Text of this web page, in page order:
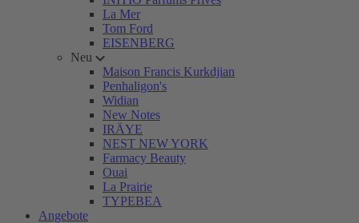
La Mer
Tom Ford
EISENBERG
Neu
Maison Francis Kurkdjian
Penhaligon's
Widian
New Notes
IRÄYE
NEST NEW YORK
Farmacy Beauty
Ouai
La Prairie
TYPEBEA
Angebote